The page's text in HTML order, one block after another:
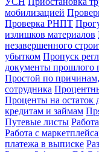
мобилизацией
Проверка РНПТ
излишков материалов
незавершенного
убытком Пропуск
документы прошлого
Простой по
сотрудника
Проценты на остаток
кредитам и займам
Путевые листы
Работа с
платежа в выписке